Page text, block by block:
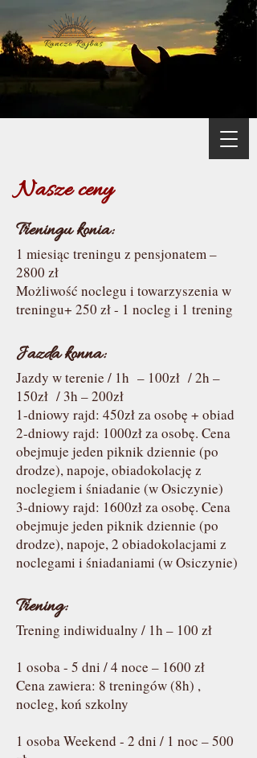
Nasze ceny
Treningu konia:
1 miesiąc treningu z pensjonatem –
2800 zł
Możliwość noclegu i towarzyszenia w
treningu+ 250 zł - 1 nocleg i 1 trening
Jazda konna:
Jazdy w terenie / 1h – 100zł​ / 2h –
150zł​ / 3h – 200zł​
1-dniowy rajd: 450zł za osobę + obiad
2-dniowy rajd: 1000zł za osobę. Cena
obejmuje jeden piknik dziennie (po
drodze), napoje, obiadokolację z
noclegiem i śniadanie (w Osiczynie)
3-dniowy rajd: 1600zł za osobę. Cena
obejmuje jeden piknik dziennie (po
drodze), napoje, 2 obiadokolacjami z
noclegami i śniadaniami (w Osiczynie)
Trening:
Trening indiwidualny / 1h – 100 zł
1 osoba - 5 dni / 4 noce – 1600 zł
Cena zawiera: 8 treningów (8h) ,
nocleg, koń szkolny
1 osoba Weekend - 2 dni / 1 noc – 500